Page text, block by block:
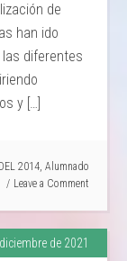
de
han ido
diferentes
y […]
2014, Alumnado
Leave a Comment
de 2021